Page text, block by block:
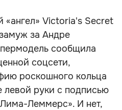
Victoria's Secret
за Андре
сообщила
соцсети,
роскошного кольца
левой руки с подписью
Леммерс». И нет,